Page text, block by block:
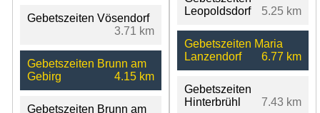
Gebetszeiten Vösendorf
3.71 km
Gebetszeiten Brunn am
Gebirg
4.15 km
Gebetszeiten Brunn am
Leopoldsdorf
5.25 km
Gebetszeiten Maria
Lanzendorf
6.77 km
Gebetszeiten
Hinterbrühl
7.43 km